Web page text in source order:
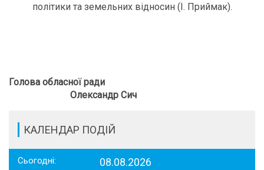
політики та земельних відносин (І. Приймак).
Голова обласної ради
Олександр Сич
КАЛЕНДАР ПОДІЙ
Сьогодні: 08.08.2026